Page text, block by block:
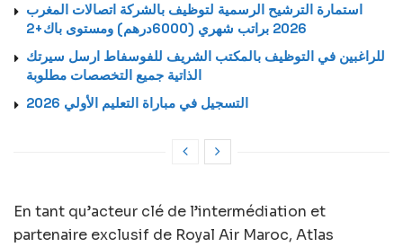
استمارة الترشيح الرسمية لتوظيف بالشركة اتصالات المغرب
2026 براتب شهري (6000درهم) ومستوى باك+2
للراغبين في التوظيف بالمكتب الشريف للفوسفاط ارسل سيرتك
الذاتية جميع التخصصات مطلوبة
التسجيل في مباراة التعليم الأولي 2026
En tant qu’acteur clé de l’intermédiation et
partenaire exclusif de Royal Air Maroc, Atlas